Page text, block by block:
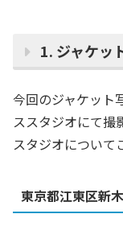
1. ジャケッ
今回のジャケット
ススタジオにて撮
スタジオについて
東京都江東区新